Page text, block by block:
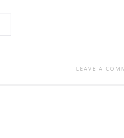
LEAVE A